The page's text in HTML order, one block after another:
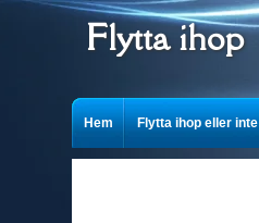
Flytta ihop
Hem Flytta ihop eller inte